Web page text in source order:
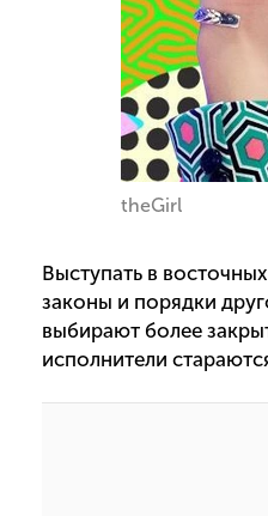
theGirl
Выступать в
законы и порядки
выбирают более
исполнители